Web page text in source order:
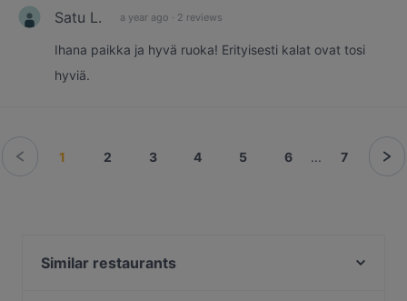
Satu L. a year ago · 2 reviews
Ihana paikka ja hyvä ruoka! Erityisesti kalat ovat tosi
hyviä.
1 2 3 4 5 6 ... 7
Similar restaurants